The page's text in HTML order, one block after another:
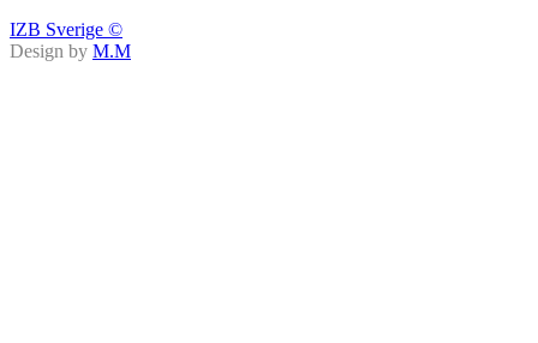
IZB Sverige ©
Design by M.M